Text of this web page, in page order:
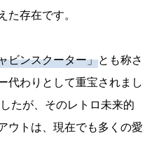
た存在です。
ビンスクーター」とも称さ
代わりとして重宝されまし
たが、そのレトロ未来的
ウトは、現在でも多くの愛